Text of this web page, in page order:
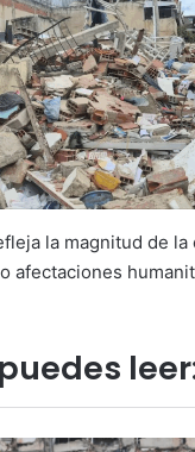
la magnitud de la
afectaciones